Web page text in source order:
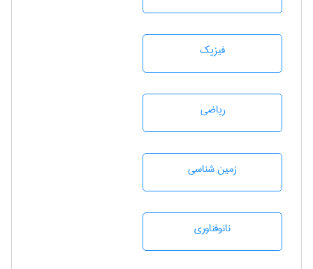
فیزیک
رياضی
زمين شناسی
نانوفناوری